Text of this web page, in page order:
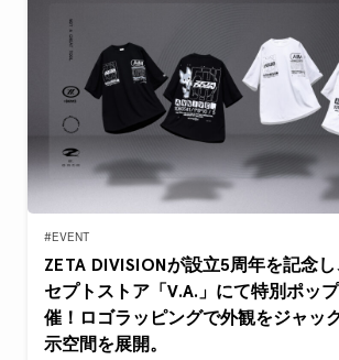
#EVENT
ZETA DIVISIONが設立5周年を記念
セプトストア「V.A.」にて特別ポッ
催！ロゴラッピングで外観をジャッ
示空間を展開。